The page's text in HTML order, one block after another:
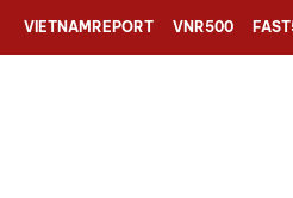
VIETNAMREPORT VNR500